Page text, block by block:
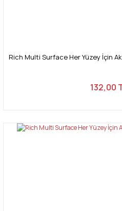
Rich Multi Surface Her Yüzey İçin
132,00